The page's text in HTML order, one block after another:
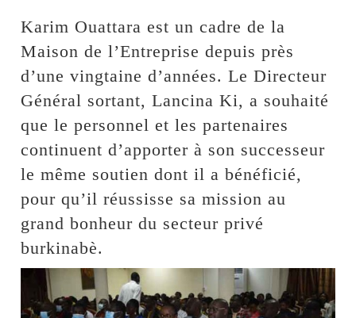
Karim Ouattara est un cadre de la
Maison de l’Entreprise depuis près
d’une vingtaine d’années. Le Directeur
Général sortant, Lancina Ki, a souhaité
que le personnel et les partenaires
continuent d’apporter à son successeur
le même soutien dont il a bénéficié,
pour qu’il réussisse sa mission au
grand bonheur du secteur privé
burkinabè.